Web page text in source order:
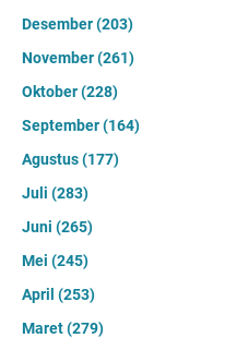
Desember(203)
November(261)
Oktober(228)
September(164)
Agustus(177)
Juli (283)
Juni (265)
Mei (245)
April (253)
Maret(279)